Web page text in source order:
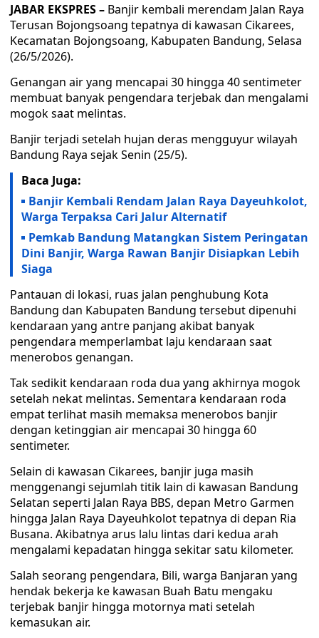
JABAR EKSPRES – Banjir kembali merendam Jalan Raya
Terusan Bojongsoang tepatnya di kawasan Cikarees,
Kecamatan Bojongsoang, Kabupaten Bandung, Selasa
(26/5/2026).
Genangan air yang mencapai 30 hingga 40 sentimeter
membuat banyak pengendara terjebak dan mengalami
mogok saat melintas.
Banjir terjadi setelah hujan deras mengguyur wilayah
Bandung Raya sejak Senin (25/5).
Baca Juga:
Banjir Kembali Rendam Jalan Raya Dayeuhkolot,
Warga Terpaksa Cari Jalur Alternatif
Pemkab Bandung Matangkan Sistem Peringatan
Dini Banjir, Warga Rawan Banjir Disiapkan Lebih
Siaga
Pantauan di lokasi, ruas jalan penghubung Kota
Bandung dan Kabupaten Bandung tersebut dipenuhi
kendaraan yang antre panjang akibat banyak
pengendara memperlambat laju kendaraan saat
menerobos genangan.
Tak sedikit kendaraan roda dua yang akhirnya mogok
setelah nekat melintas. Sementara kendaraan roda
empat terlihat masih memaksa menerobos banjir
dengan ketinggian air mencapai 30 hingga 60
sentimeter.
Selain di kawasan Cikarees, banjir juga masih
menggenangi sejumlah titik lain di kawasan Bandung
Selatan seperti Jalan Raya BBS, depan Metro Garmen
hingga Jalan Raya Dayeuhkolot tepatnya di depan Ria
Busana. Akibatnya arus lalu lintas dari kedua arah
mengalami kepadatan hingga sekitar satu kilometer.
Salah seorang pengendara, Bili, warga Banjaran yang
hendak bekerja ke kawasan Buah Batu mengaku
terjebak banjir hingga motornya mati setelah
kemasukan air.